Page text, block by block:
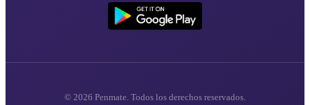
© 2026 Penmate. Todos los derechos reservados.